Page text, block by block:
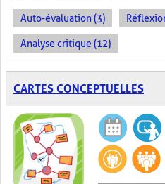
Auto-évaluation (3)
Analyse critique (12)
CARTES CONCEPTUELLES